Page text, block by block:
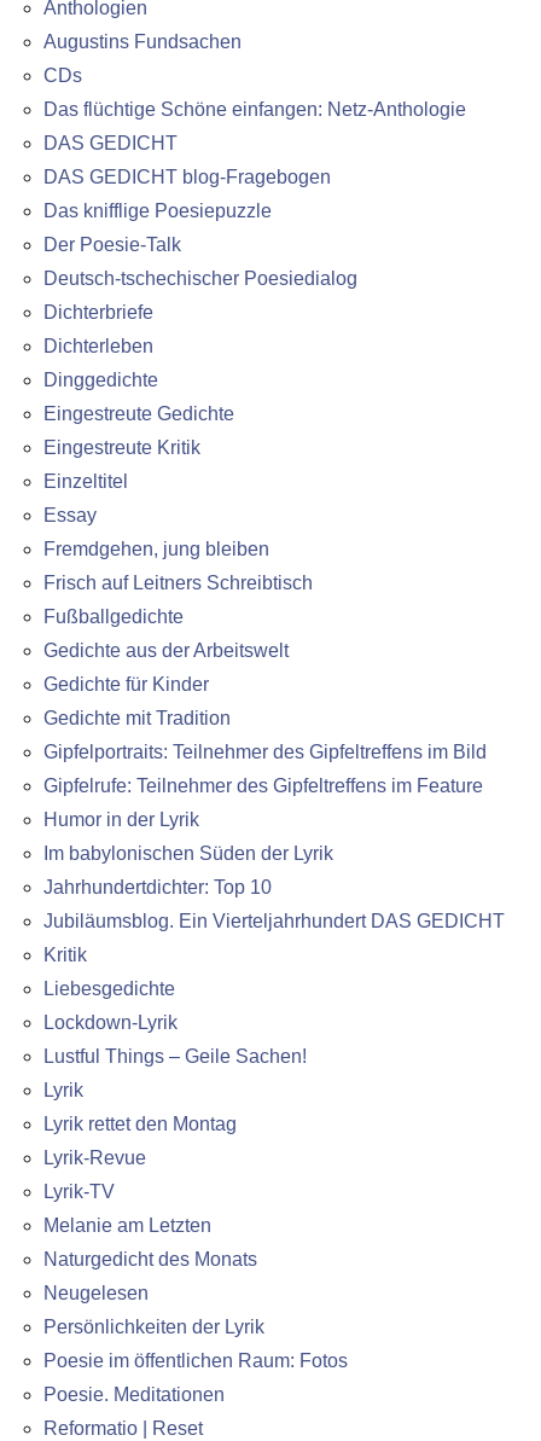
Anthologien
Augustins Fundsachen
CDs
Das flüchtige Schöne einfangen: Netz-Anthologie
DAS GEDICHT
DAS GEDICHT blog-Fragebogen
Das knifflige Poesiepuzzle
Der Poesie-Talk
Deutsch-tschechischer Poesiedialog
Dichterbriefe
Dichterleben
Dinggedichte
Eingestreute Gedichte
Eingestreute Kritik
Einzeltitel
Essay
Fremdgehen, jung bleiben
Frisch auf Leitners Schreibtisch
Fußballgedichte
Gedichte aus der Arbeitswelt
Gedichte für Kinder
Gedichte mit Tradition
Gipfelportraits: Teilnehmer des Gipfeltreffens im Bild
Gipfelrufe: Teilnehmer des Gipfeltreffens im Feature
Humor in der Lyrik
Im babylonischen Süden der Lyrik
Jahrhundertdichter: Top 10
Jubiläumsblog. Ein Vierteljahrhundert DAS GEDICHT
Kritik
Liebesgedichte
Lockdown-Lyrik
Lustful Things – Geile Sachen!
Lyrik
Lyrik rettet den Montag
Lyrik-Revue
Lyrik-TV
Melanie am Letzten
Naturgedicht des Monats
Neugelesen
Persönlichkeiten der Lyrik
Poesie im öffentlichen Raum: Fotos
Poesie. Meditationen
Reformatio | Reset